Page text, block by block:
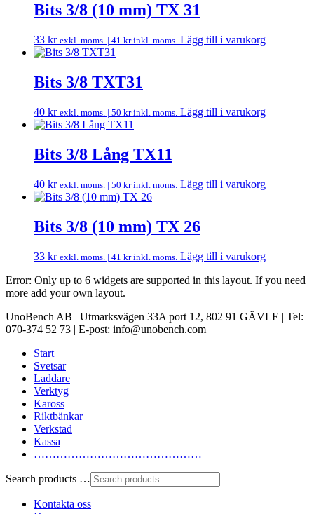
Bits 3/8 (10 mm) TX 31
33 kr exkl. moms. | 41 krinkl. moms. Lägg till i varukorg
Bits 3/8 TXT31
40 kr exkl. moms. | 50 krinkl. moms. Lägg till i varukorg
Bits 3/8 Lång TX11
40 kr exkl. moms. | 50 krinkl. moms. Lägg till i varukorg
Bits 3/8 (10 mm) TX 26
33 kr exkl. moms. | 41 krinkl. moms. Lägg till i varukorg
Error: Only up to 6 widgets are supported in this layout. If you need
more add your own layout.
UnoBench AB | Utmarksvägen 33A port 12, 802 91 GÄVLE | Tel:
070-374 52 73 | E-post: info@unobench.com
Start
Svetsar
Laddare
Verktyg
Kaross
Riktbänkar
Verkstad
Kassa
………………………………………
Search products …
Kontakta oss